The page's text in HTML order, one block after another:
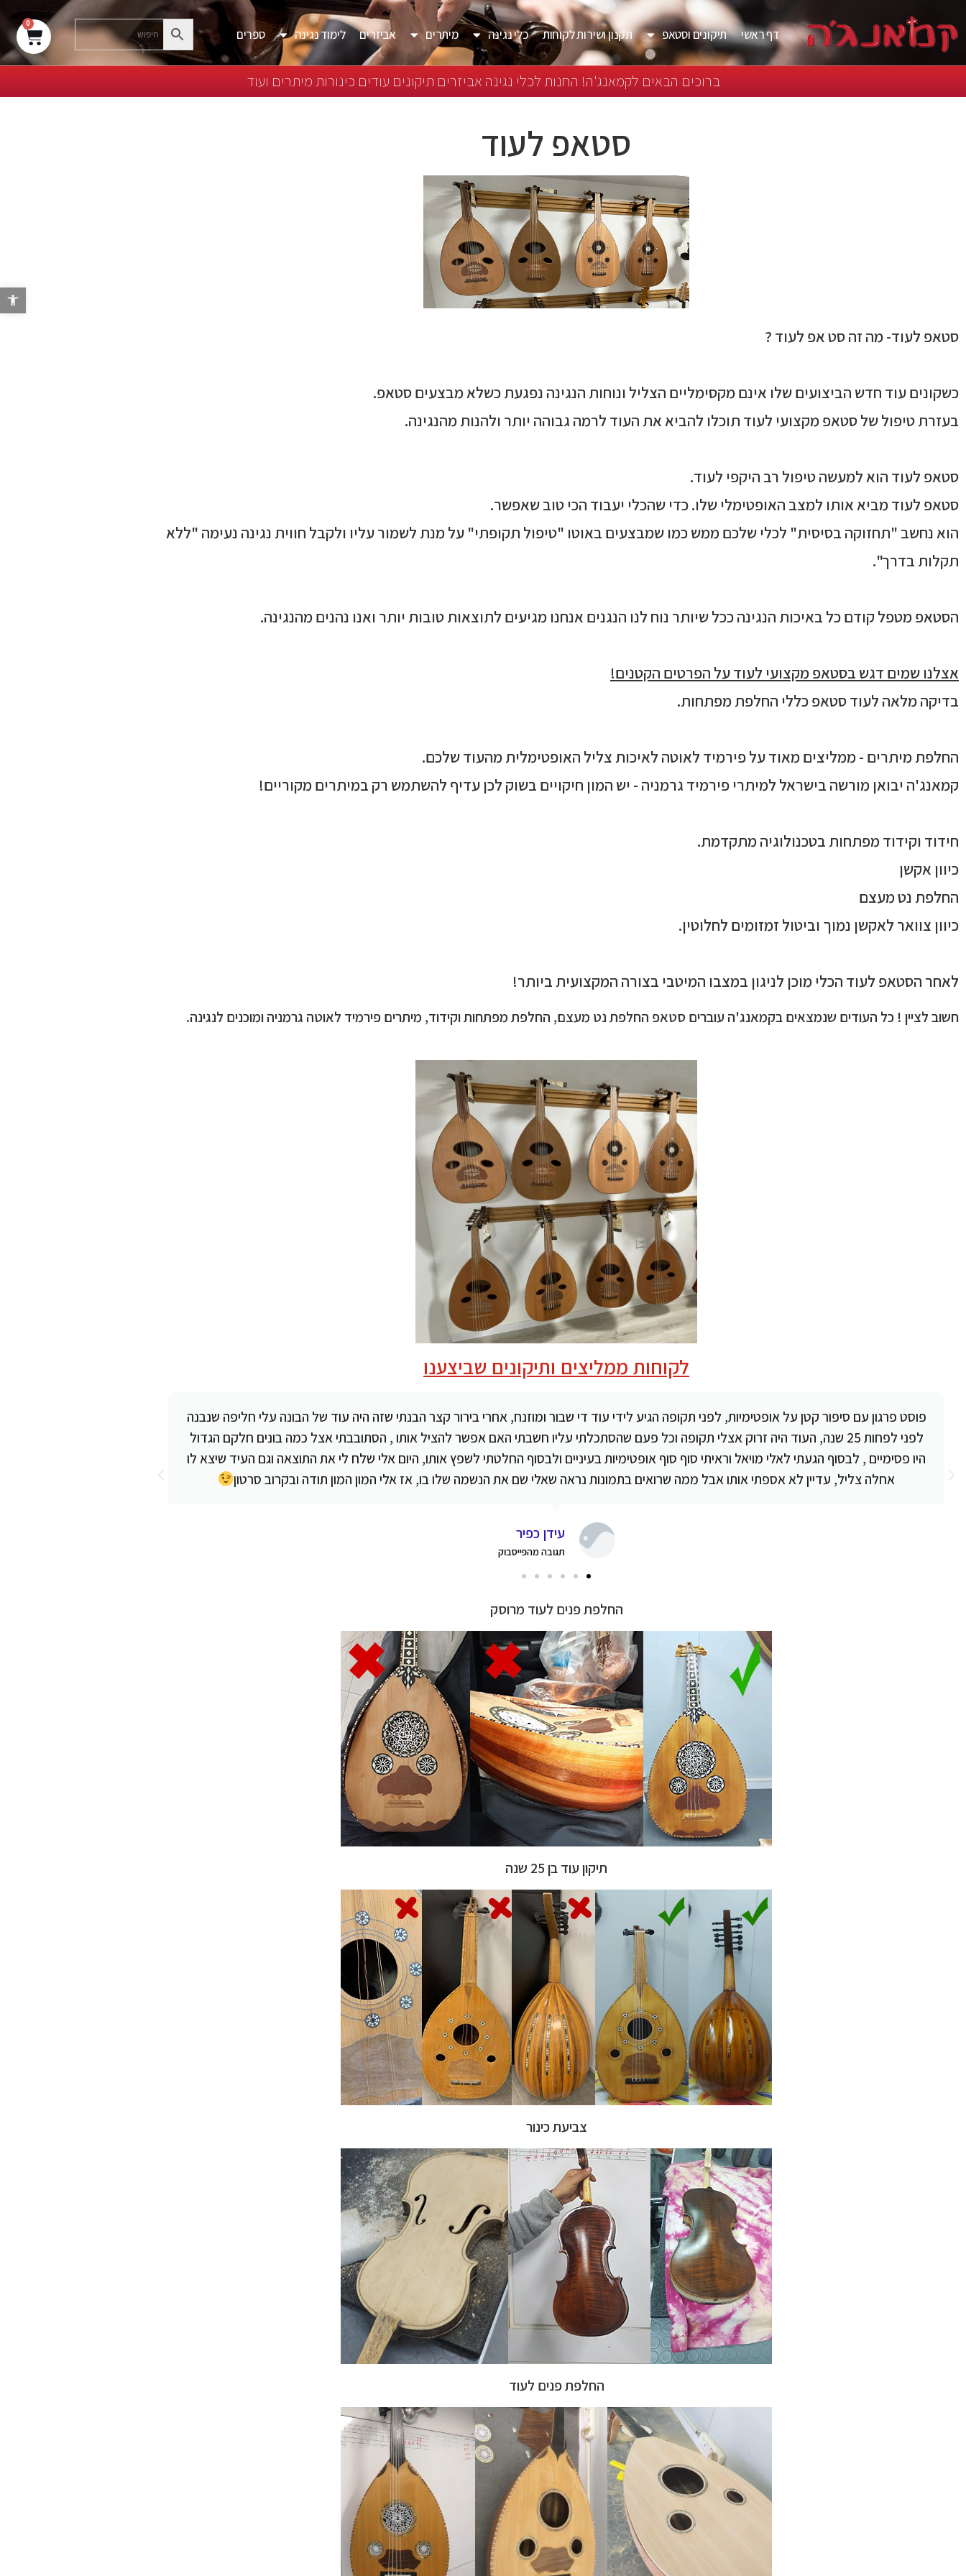
דף ראשי תיקונים וסטאפ תקנון ושירות לקוחות כלי נגינה מיתרים אביזרים לימוד נגינה ספרים
0
ברוכים הבאים לקמאנג'ה! החנות לכלי נגינה אביזרים תיקונים עודים כינורות מיתרים ועוד
סטאפ לעוד
סטאפ לעוד- מה זה סט אפ לעוד ?
כשקונים עוד חדש הביצועים שלו אינם מקסימליים הצליל ונוחות הנגינה נפגעת כשלא מבצעים סטאפ.
בעזרת טיפול של סטאפ מקצועי לעוד תוכלו להביא את העוד לרמה גבוהה יותר ולהנות מהנגינה.
סטאפ לעוד הוא למעשה טיפול רב היקפי לעוד.
סטאפ לעוד מביא אותו למצב האופטימלי שלו. כדי שהכלי יעבוד הכי טוב שאפשר.
הוא נחשב "תחזוקה בסיסית" לכלי שלכם ממש כמו שמבצעים באוטו "טיפול תקופתי" על מנת לשמור עליו ולקבל חווית נגינה נעימה "ללא
תקלות בדרך".
הסטאפ מטפל קודם כל באיכות הנגינה ככל שיותר נוח לנו הנגנים אנחנו מגיעים לתוצאות טובות יותר ואנו נהנים מהנגינה.
אצלנו שמים דגש בסטאפ מקצועי לעוד על הפרטים הקטנים!
בדיקה מלאה לעוד סטאפ כללי החלפת מפתחות.
החלפת מיתרים - ממליצים מאוד על פירמיד לאוטה לאיכות צליל האופטימלית מהעוד שלכם.
קמאנג'ה יבואן מורשה בישראל למיתרי פירמיד גרמניה - יש המון חיקויים בשוק לכן עדיף להשתמש רק במיתרים מקוריים!
חידוד וקידוד מפתחות בטכנולוגיה מתקדמת.
כיוון אקשן
החלפת נט מעצם
כיוון צוואר לאקשן נמוך וביטול זמזומים לחלוטין.
לאחר הסטאפ לעוד הכלי מוכן לניגון במצבו המיטבי בצורה המקצועית ביותר!
חשוב לציין ! כל העודים שנמצאים בקמאנג'ה עוברים סטאפ החלפת נט מעצם, החלפת מפתחות וקידוד, מיתרים פירמיד לאוטה גרמניה ומוכנים לנגינה.
לקוחות ממליצים ותיקונים שביצענו
פוסט פרגון עם סיפור קטן על אופטימיות, לפני תקופה הגיע לידי עוד די שבור ומוזנח, אחרי בירור קצר הבנתי שזה היה עוד של הבונה עלי חליפה שנבנה
לפני לפחות 25 שנה, העוד היה זרוק אצלי תקופה וכל פעם שהסתכלתי עליו חשבתי האם אפשר להציל אותו , הסתובבתי אצל כמה בונים חלקם הגדול
היו פסימיים , לבסוף הגעתי לאלי מויאל וראיתי סוף סוף אופטימיות בעיניים ולבסוף החלטתי לשפץ אותו, היום אלי שלח לי את התוצאה וגם העיד שיצא לו
אחלה צליל, עדיין לא אספתי אותו אבל ממה שרואים בתמונות נראה שאלי שם את הנשמה שלו בו, אז אלי המון המון תודה ובקרוב סרטון
עידן כפיר
תגובה מהפייסבוק
החלפת פנים לעוד מרוסק
תיקון עוד בן 25 שנה
צביעת כינור
החלפת פנים לעוד